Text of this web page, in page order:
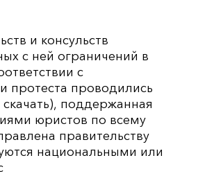
и консульств
с ней ограничений в
с
проводились
поддержанная
юристов по всему
​​правительству
национальными или